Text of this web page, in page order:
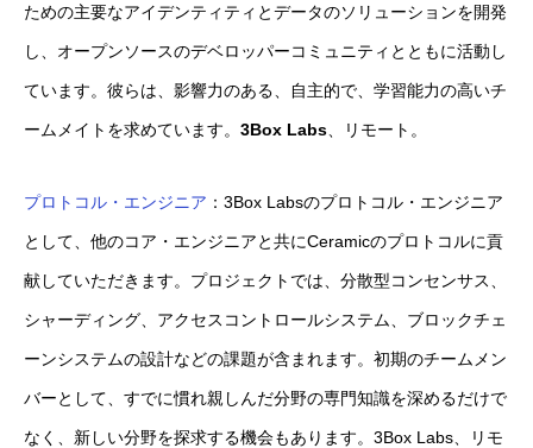
ための主要なアイデンティティとデータのソリューションを開発
し、オープンソースのデベロッパーコミュニティとともに活動し
ています。彼らは、影響力のある、自主的で、学習能力の高いチ
ームメイトを求めています。 3Box Labs 、リモート。
プロトコル・エンジニア ：3Box Labsのプロトコル・エンジニア
として、他のコア・エンジニアと共にCeramicのプロトコルに貢
献していただきます。プロジェクトでは、分散型コンセンサス、
シャーディング、アクセスコントロールシステム、ブロックチェ
ーンシステムの設計などの課題が含まれます。初期のチームメン
バーとして、すでに慣れ親しんだ分野の専門知識を深めるだけで
なく、新しい分野を探求する機会もあります。3Box Labs、リモ